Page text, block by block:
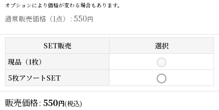
オプションにより価格が変わる場合もあります。
通常販売価格（1点） : 550円
SET販売
選択
現品（1枚）
5枚アソートSET
販売価格: 550円(税込)